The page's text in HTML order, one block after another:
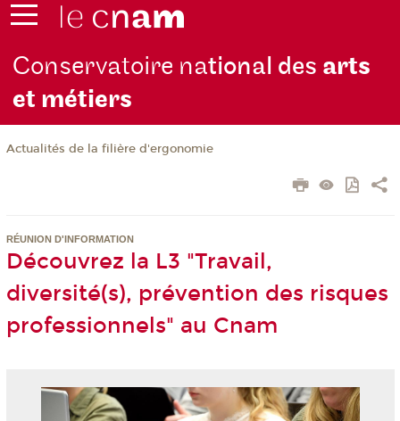
Conservatoire national des arts
et métiers
Actualités de la filière d'ergonomie
RÉUNION D'INFORMATION
Découvrez la L3 "Travail,
diversité(s), prévention des risques
professionnels" au Cnam